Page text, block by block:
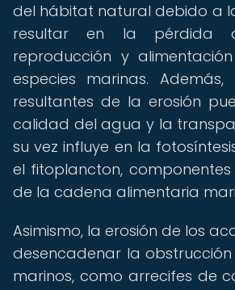
del hábitat natural debido a
resultar en la pérdida
reproducción y
especies marinas. Además,
resultantes de la erosión
calidad del agua y la
su vez influye en la
el fitoplancton,
de la cadena alimentaria
Asimismo, la erosión de los
desencadenar la
marinos, como arrecifes de